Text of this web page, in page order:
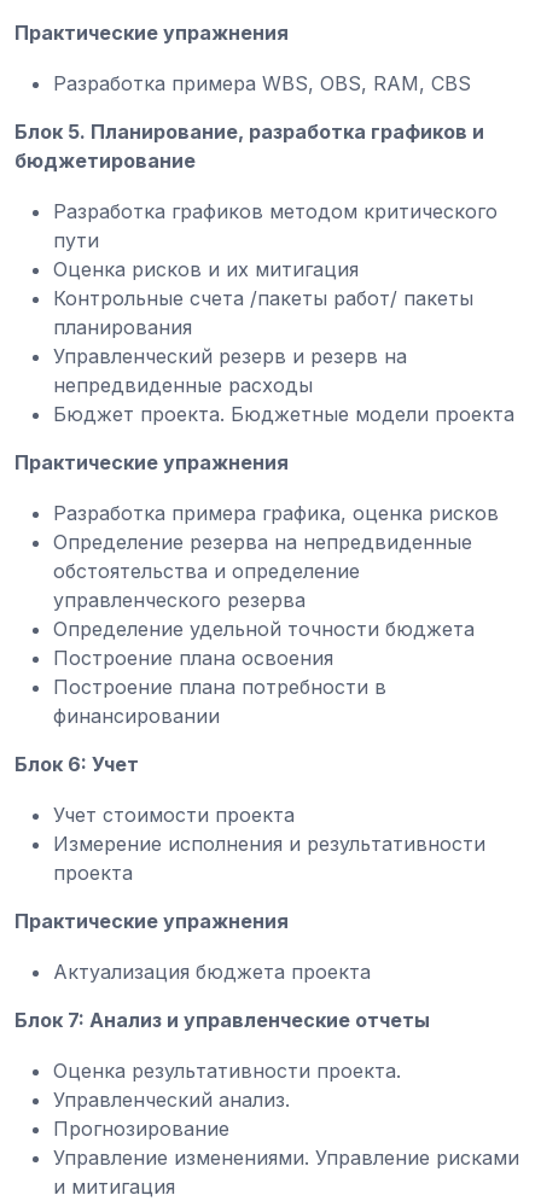
Практические упражнения
Разработка примера WBS, OBS, RAM, CBS
Блок 5. Планирование, разработка графиков и
бюджетирование
Разработка графиков методом критического
пути
Оценка рисков и их митигация
Контрольные счета /пакеты работ/ пакеты
планирования
Управленческий резерв и резерв на
непредвиденные расходы
Бюджет проекта. Бюджетные модели проекта
Практические упражнения
Разработка примера графика, оценка рисков
Определение резерва на непредвиденные
обстоятельства и определение
управленческого резерва
Определение удельной точности бюджета
Построение плана освоения
Построение плана потребности в
финансировании
Блок 6: Учет
Учет стоимости проекта
Измерение исполнения и результативности
проекта
Практические упражнения
Актуализация бюджета проекта
Блок 7: Анализ и управленческие отчеты
Оценка результативности проекта.
Управленческий анализ.
Прогнозирование
Управление изменениями. Управление рисками
и митигация